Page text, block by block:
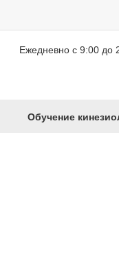
Ежедневно с 9:00 до
Обучение